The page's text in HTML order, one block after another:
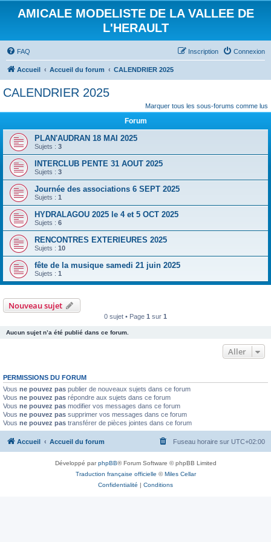
AMICALE MODELISTE DE LA VALLEE DE
L'HERAULT
FAQ Connexion
Inscription
Accueil Accueil du forum CALENDRIER 2025
CALENDRIER 2025
Marquer tous les sous-forums comme lus
Forum
PLAN'AUDRAN 18 MAI 2025
Sujets : 3
INTERCLUB PENTE 31 AOUT 2025
Sujets : 3
Journée des associations 6 SEPT 2025
Sujets : 1
HYDRALAGOU 2025 le 4 et 5 OCT 2025
Sujets : 6
RENCONTRES EXTERIEURES 2025
Sujets : 10
fête de la musique samedi 21 juin 2025
Sujets : 1
Nouveau sujet
0 sujet • Page 1 sur 1
Aucun sujet n’a été publié dans ce forum.
Aller
PERMISSIONS DU FORUM
Vous ne pouvez pas publier de nouveaux sujets dans ce forum
Vous ne pouvez pas répondre aux sujets dans ce forum
Vous ne pouvez pas modifier vos messages dans ce forum
Vous ne pouvez pas supprimer vos messages dans ce forum
Vous ne pouvez pas transférer de pièces jointes dans ce forum
Accueil Accueil du forum Fuseau horaire sur UTC+02:00
Développé parphpBB® Forum Software © phpBB Limited
Traduction française officielle ©Miles Cellar
Confidentialité | Conditions